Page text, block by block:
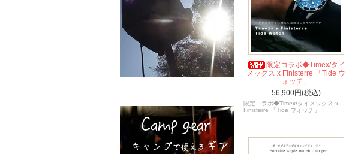
限定コラボ◆Timex/タイ
メックス x Finisterre 「Tide ウ
ォッチ」
56,900円(税込)
限定コラボ◆Timex/タイメックス x
Finisterre 「Tide ウォッチ」